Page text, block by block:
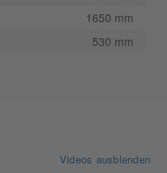
1650 mm
530 mm
Videos ausblenden